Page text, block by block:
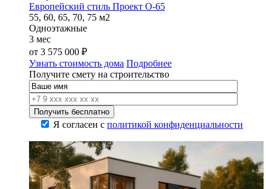
Европейский стиль Проект О-65
55, 60, 65, 70, 75 м2
Одноэтажные
3 мес
от 3 575 000 ₽
Узнать стоимость дома Подробнее
Получите смету на строительство
Я согласен с политикой конфиденциальности